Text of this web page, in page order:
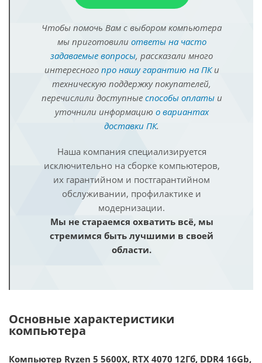
Чтобы помочь Вам с выбором компьютера
мы приготовили ответы на часто
задаваемые вопросы, рассказали много
интересного про нашу гарантию на ПКи
техническую поддержку покупателей,
перечислили доступные способы оплатыи
уточнили информацию о вариантах
доставки ПК.
Наша компания специализируется
исключительно на сборке компьютеров,
их гарантийном и постгарантийном
обслуживании, профилактике и
модернизации.
Мы не стараемся охватить всё, мы
стремимся быть лучшими в своей
области.
Основные характеристики
компьютера
Компьютер Ryzen 5 5600X, RTX 4070 12Гб, DDR4 16Gb,